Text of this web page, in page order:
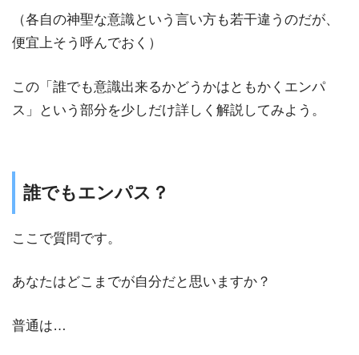
（各自の神聖な意識という言い方も若干違うのだが、
便宜上そう呼んでおく）
この「誰でも意識出来るかどうかはともかくエンパ
ス」という部分を少しだけ詳しく解説してみよう。
誰でもエンパス？
ここで質問です。
あなたはどこまでが自分だと思いますか？
普通は…